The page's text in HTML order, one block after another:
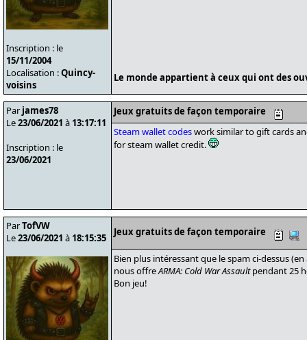
Inscription : le
15/11/2004
Localisation :Quincy-
voisins
Le monde appartient à ceux qui ont des
Par james78
Le23/06/2021 à 13:17:11
Inscription : le
23/06/2021
Jeux gratuits de façon temporaire
Steam wallet codeswork similar to gift cards
for steam wallet credit.
ParTofVW
Le23/06/2021 à 18:15:35 Jeux gratuits de façon temporaire
Bien plus intéressant que le spam ci-dessus
nous offreARMA: Cold War Assaultpendant 25
Bon jeu!